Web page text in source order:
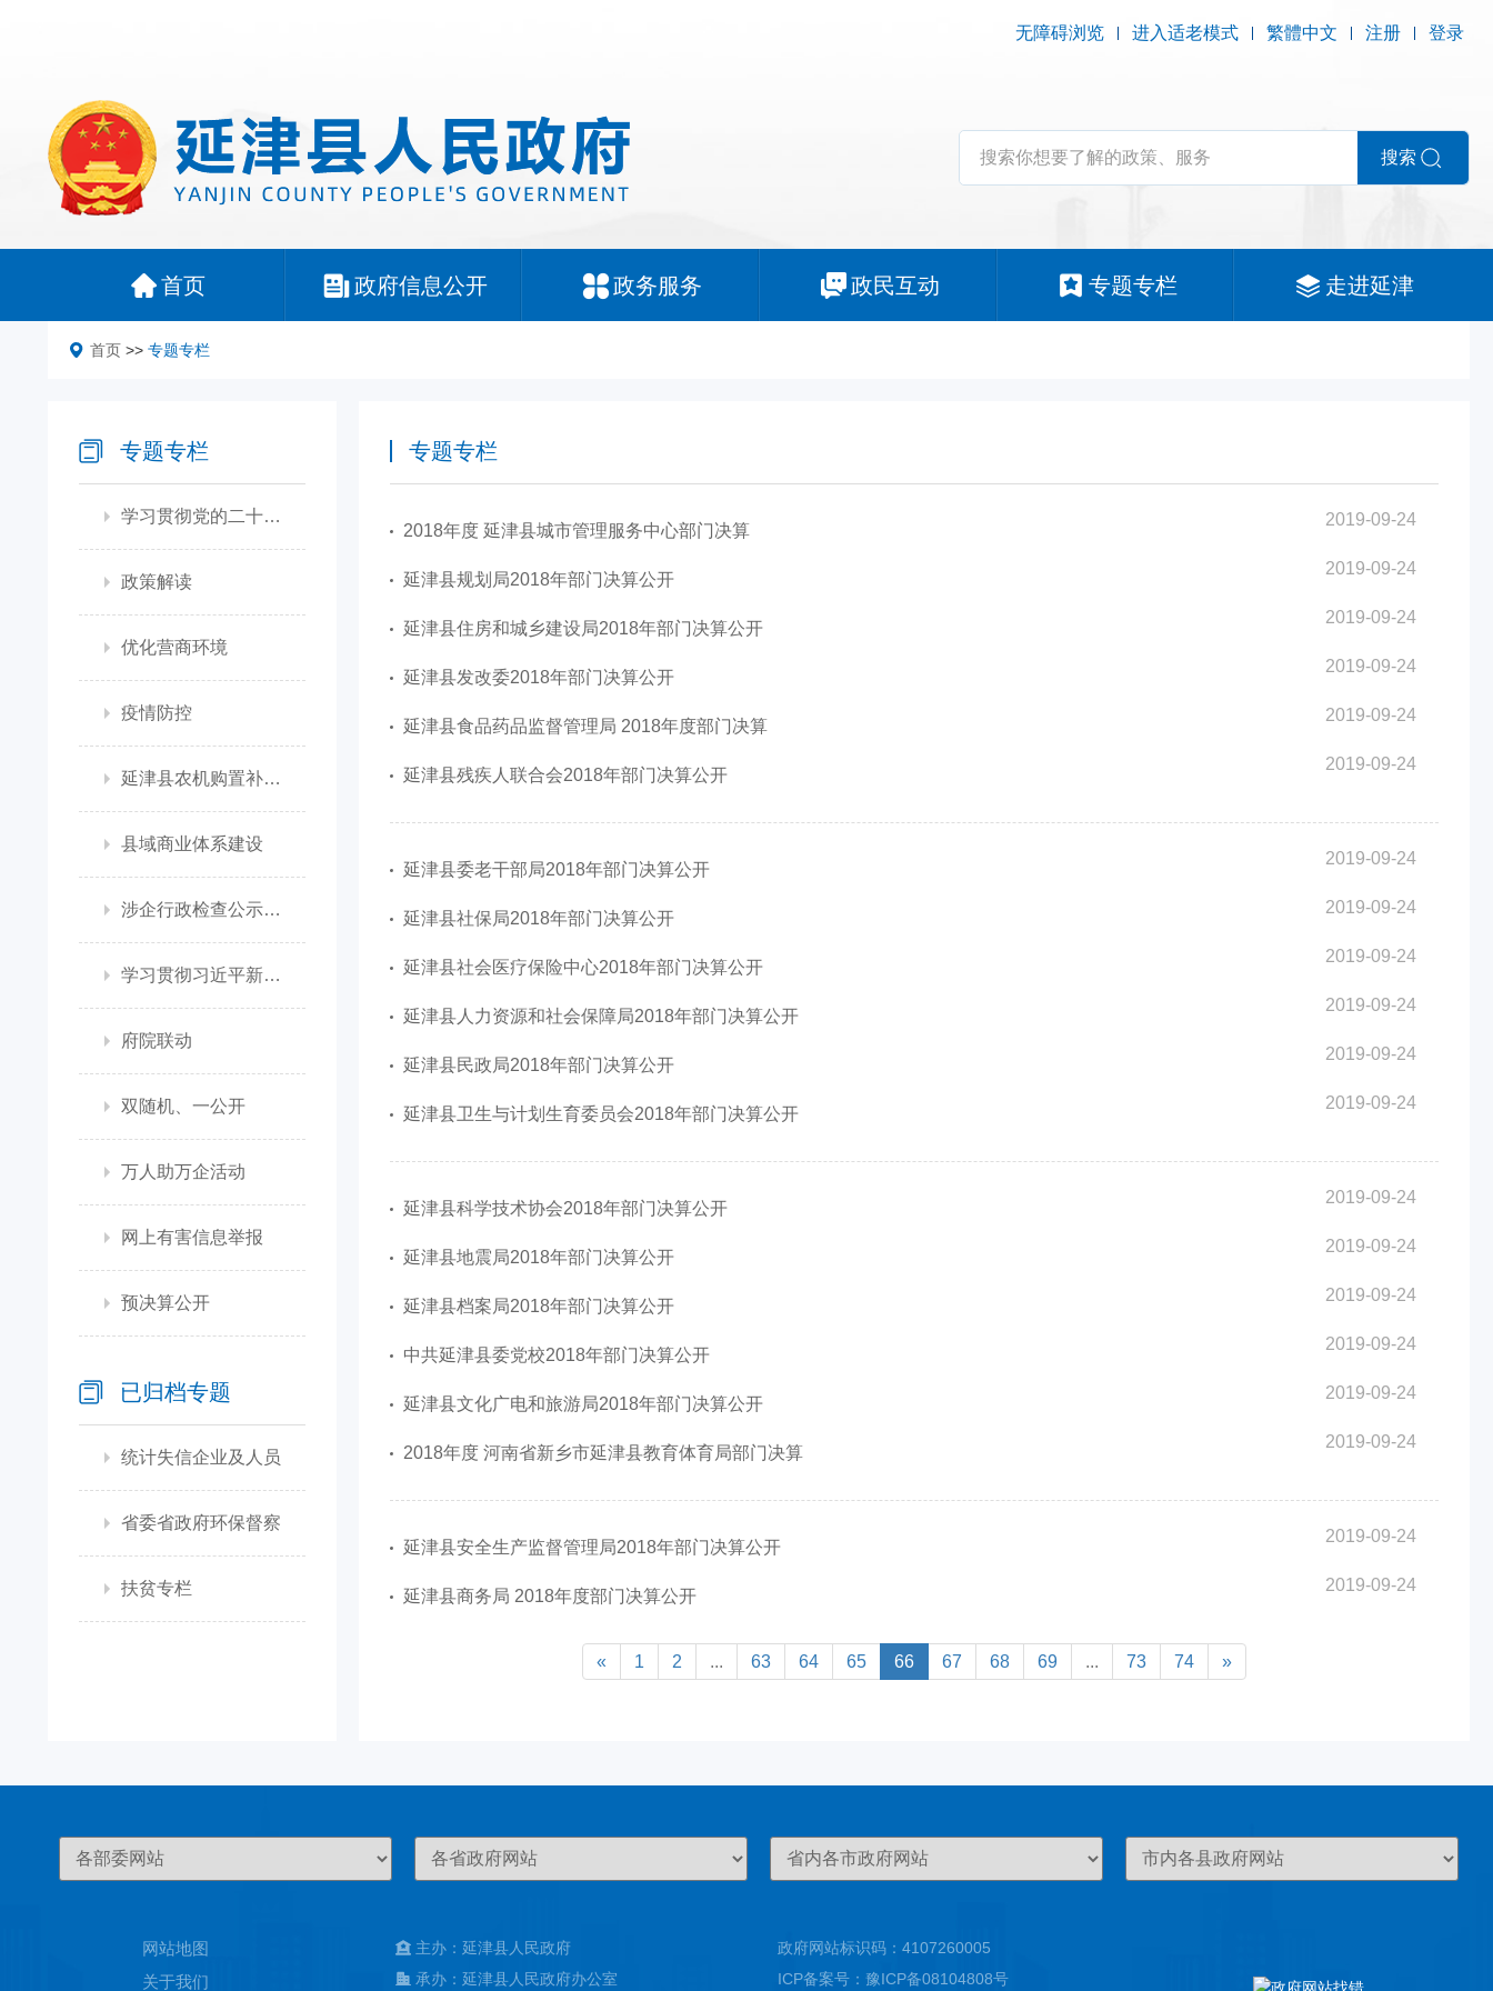
无障碍浏览 进入适老模式 繁體中文 注册 登录
搜索
首页 政府信息公开 政务服务 政民互动 专题专栏 走进延津
首页 >> 专题专栏
专题专栏
学习贯彻党的二十大精神
政策解读
优化营商环境
疫情防控
延津县农机购置补贴政策信息公开专栏
县域商业体系建设
涉企行政检查公示专栏
学习贯彻习近平新时代中国特色社会主义思想
府院联动
双随机、一公开
万人助万企活动
网上有害信息举报
预决算公开
已归档专题
统计失信企业及人员
省委省政府环保督察
扶贫专栏
专题专栏
2018年度 延津县城市管理服务中心部门决算
2019-09-24
延津县规划局2018年部门决算公开
2019-09-24
延津县住房和城乡建设局2018年部门决算公开
2019-09-24
延津县发改委2018年部门决算公开
2019-09-24
延津县食品药品监督管理局 2018年度部门决算
2019-09-24
延津县残疾人联合会2018年部门决算公开
2019-09-24
延津县委老干部局2018年部门决算公开
2019-09-24
延津县社保局2018年部门决算公开
2019-09-24
延津县社会医疗保险中心2018年部门决算公开
2019-09-24
延津县人力资源和社会保障局2018年部门决算公开
2019-09-24
延津县民政局2018年部门决算公开
2019-09-24
延津县卫生与计划生育委员会2018年部门决算公开
2019-09-24
延津县科学技术协会2018年部门决算公开
2019-09-24
延津县地震局2018年部门决算公开
2019-09-24
延津县档案局2018年部门决算公开
2019-09-24
中共延津县委党校2018年部门决算公开
2019-09-24
延津县文化广电和旅游局2018年部门决算公开
2019-09-24
2018年度 河南省新乡市延津县教育体育局部门决算
2019-09-24
延津县安全生产监督管理局2018年部门决算公开
2019-09-24
延津县商务局 2018年度部门决算公开
2019-09-24
« 1 2 ... 63 64 65 66 67 68 69 ... 73 74 »
网站地图
关于我们
主办：延津县人民政府
承办：延津县人民政府办公室
政府网站标识码：4107260005
ICP备案号： 豫ICP备08104808号